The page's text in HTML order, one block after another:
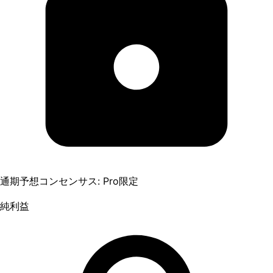
通期予想コンセンサス: Pro限定
純利益